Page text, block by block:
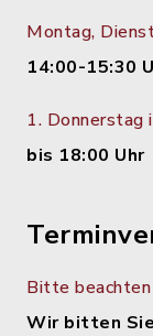
Montag,
14:00-15:30
1. Donnerstag
bis 18:00 Uhr
Bitte beachten
Wir bitten